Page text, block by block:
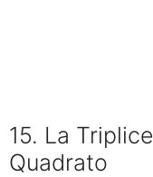
15. La
Quadrato